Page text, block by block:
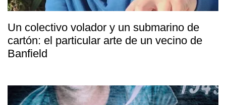
Un colectivo volador y un submarino de
cartón: el particular arte de un vecino de
Banfield